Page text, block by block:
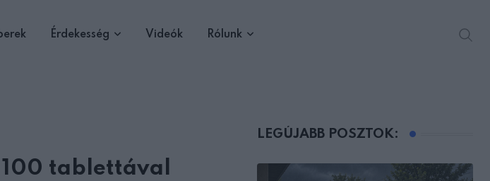
Érdekesség Videók Rólunk
tablettával
LEGÚJABB POSZTOK: